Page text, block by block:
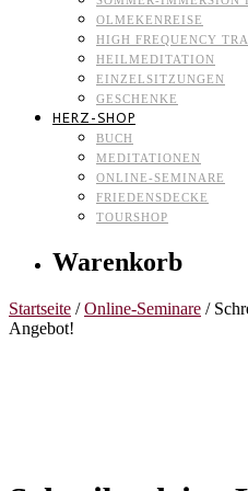
OLMEKENREISE
HIGH FREQUENCY
HEILMEDITATION
EINZELSITZUNGEN
GESCHENKE
HERZ-SHOP
BUCH
MEDITATIONEN
ONLINE-SEMINARE
FRIEDENSDECKE
TOURSHOP
Warenkorb
Startseite /Online-Seminare /
Angebot!